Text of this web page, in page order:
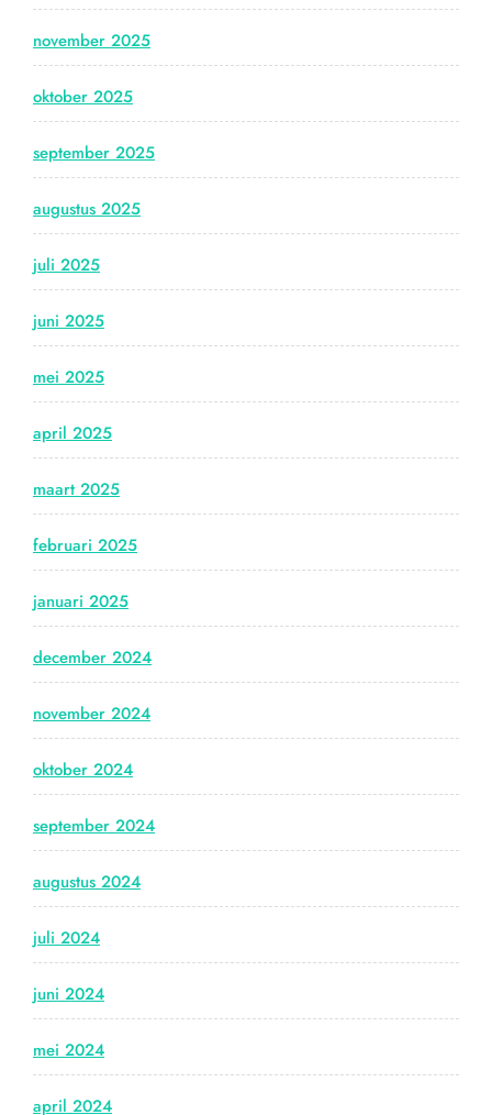
november 2025
oktober 2025
september 2025
augustus 2025
juli 2025
juni 2025
mei 2025
april 2025
maart 2025
februari 2025
januari 2025
december 2024
november 2024
oktober 2024
september 2024
augustus 2024
juli 2024
juni 2024
mei 2024
april 2024